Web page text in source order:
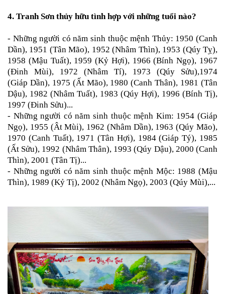
4. Tranh Sơn thủy hữu tìnhhợp với những tuổi nào?
- Những người có năm sinh thuộc mệnh Thủy: 1950 (Canh
Dần), 1951 (Tân Mão), 1952 (Nhâm Thìn), 1953 (Qúy Tỵ),
1958 (Mậu Tuất), 1959 (Kỷ Hợi), 1966 (Bính Ngọ), 1967
(Đinh Mùi), 1972 (Nhâm Tí), 1973 (Qúy Sửu),1974
(Giáp Dần), 1975 (Ất Mão), 1980 (Canh Thân), 1981 (Tân
Dậu), 1982 (Nhâm Tuất), 1983 (Qúy Hợi), 1996 (Bính Tị),
1997 (Đinh Sửu)...
- Những người có năm sinh thuộc mệnh Kim: 1954 (Giáp
Ngọ), 1955 (Ât Mùi), 1962 (Nhâm Dần), 1963 (Qúy Mão),
1970 (Canh Tuất), 1971 (Tân Hợi), 1984 (Giáp Tý), 1985
(Ất Sửu), 1992 (Nhâm Thân), 1993 (Qúy Dậu), 2000 (Canh
Thìn), 2001 (Tân Tị)...
- Những người có năm sinh thuộc mệnh Mộc: 1988 (Mậu
Thìn), 1989 (Kỷ Tị), 2002 (Nhâm Ngọ), 2003 (Qúy Mùi),...